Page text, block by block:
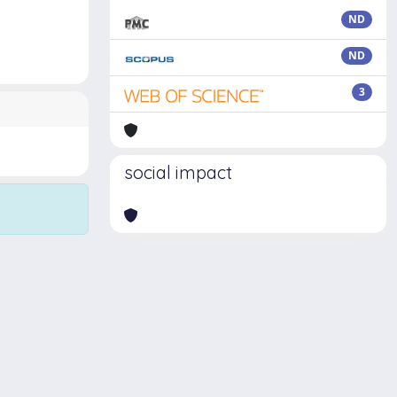
ND
ND
3
social impact